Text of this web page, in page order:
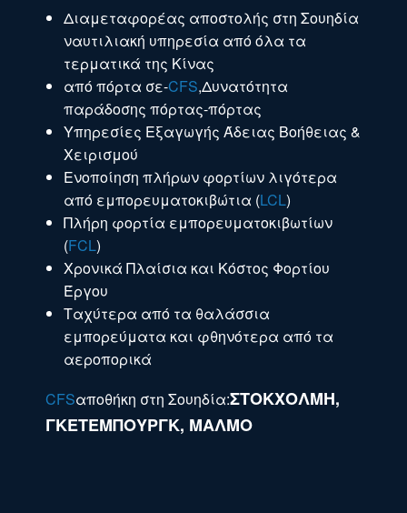
Διαμεταφορέας αποστολής στη Σουηδία
ναυτιλιακή υπηρεσία από όλα τα
τερματικά της Κίνας
από πόρτα σε-CFS,Δυνατότητα
παράδοσης πόρτας-πόρτας
Υπηρεσίες Εξαγωγής Άδειας Βοήθειας &
Χειρισμού
Ενοποίηση πλήρων φορτίων λιγότερα
από εμπορευματοκιβώτια (LCL)
Πλήρη φορτία εμπορευματοκιβωτίων
(FCL)
Χρονικά Πλαίσια και Κόστος Φορτίου
Έργου
Ταχύτερα από τα θαλάσσια
εμπορεύματα και φθηνότερα από τα
αεροπορικά
CFSαποθήκη στη Σουηδία:ΣΤΟΚΧΟΛΜΗ,
ΓΚΕΤΕΜΠΟΥΡΓΚ, ΜΑΛΜΟ